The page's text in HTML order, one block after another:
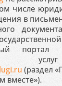
числе
в
портал
(раздел
вместе»).